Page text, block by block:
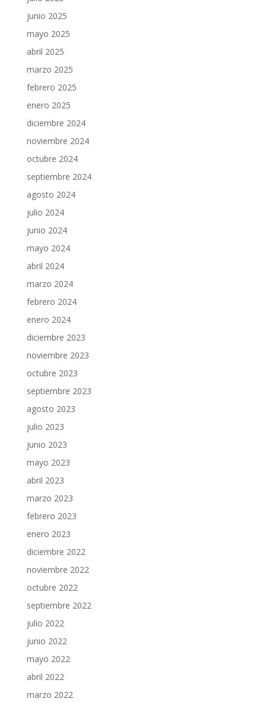
junio 2025
mayo 2025
abril 2025
marzo 2025
febrero 2025
enero 2025
diciembre 2024
noviembre 2024
octubre 2024
septiembre 2024
agosto 2024
julio 2024
junio 2024
mayo 2024
abril 2024
marzo 2024
febrero 2024
enero 2024
diciembre 2023
noviembre 2023
octubre 2023
septiembre 2023
agosto 2023
julio 2023
junio 2023
mayo 2023
abril 2023
marzo 2023
febrero 2023
enero 2023
diciembre 2022
noviembre 2022
octubre 2022
septiembre 2022
julio 2022
junio 2022
mayo 2022
abril 2022
marzo 2022